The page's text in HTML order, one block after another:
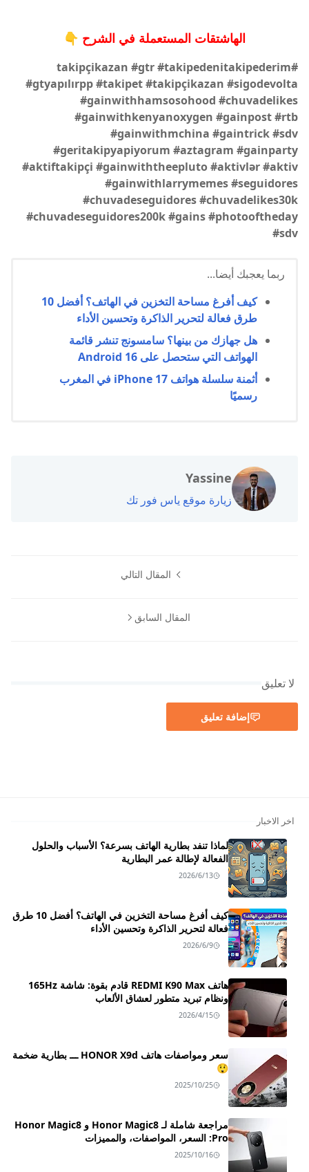
الهاشتقات المستعملة في الشرح 👇
#takipçikazan​ #gtr​ #takipedenitakipederim​
#gtyapılırpp​ #takipet​ #takipçikazan​ #sigodevolta​
#gainwithhamsosohood​ #chuvadelikes​
#gainwithkenyanoxygen​ #gainpost​ #rtb​
#gainwithmchina​ #gaintrick​ #sdv​
#geritakipyapiyorum​ #aztagram​ #gainparty​
#aktiftakipçi​ #gainwiththeepluto​ #aktivlər​ #aktiv​
#gainwithlarrymemes​ #seguidores​
#chuvadeseguidores​ #chuvadelikes30k​
#chuvadeseguidores200k​ #gains​ #photooftheday​
#sdv​
ربما يعجبك أيضا...
كيف أفرغ مساحة التخزين في الهاتف؟ أفضل 10
طرق فعالة لتحرير الذاكرة وتحسين الأداء
هل جهازك من بينها؟ سامسونج تنشر قائمة
الهواتف التي ستحصل على Android 16
أثمنة سلسلة هواتف iPhone 17 في المغرب
رسميًا
Yassine
زيارة موقع ياس فور تك
المقال التالي
المقال السابق
لا تعليق
إضافة تعليق
اخر الاخبار
لماذا تنفد بطارية الهاتف بسرعة؟ الأسباب والحلول
الفعالة لإطالة عمر البطارية
2026/6/13
كيف أفرغ مساحة التخزين في الهاتف؟ أفضل 10 طرق
فعالة لتحرير الذاكرة وتحسين الأداء
2026/6/9
هاتف REDMI K90 Max قادم بقوة: شاشة 165Hz
ونظام تبريد متطور لعشاق الألعاب
2026/4/15
سعر ومواصفات هاتف HONOR X9d ـــ بطارية ضخمة
😲
2025/10/25
مراجعة شاملة لـ Honor Magic8 و Honor Magic8
Pro: السعر، المواصفات، والمميزات
2025/10/16